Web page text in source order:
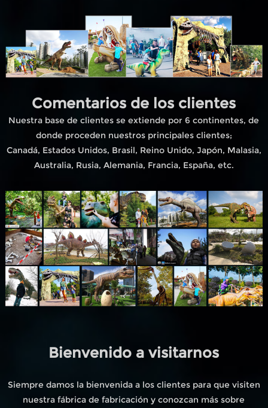
Comentarios de los clientes
Nuestra base de clientes se extiende por 6 continentes, de
donde proceden nuestros principales clientes;
Canadá, Estados Unidos, Brasil, Reino Unido, Japón, Malasia,
Australia, Rusia, Alemania, Francia, España, etc.
Bienvenido a visitarnos
Siempre damos la bienvenida a los clientes para que visiten
nuestra fábrica de fabricación y conozcan más sobre